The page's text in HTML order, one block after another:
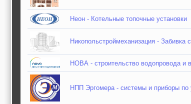
Неон - Котельные топочные установки
Никопольстроймеханизация -
НОВА - строительство водопровода и
НПП Эргомера - системы и приборы по